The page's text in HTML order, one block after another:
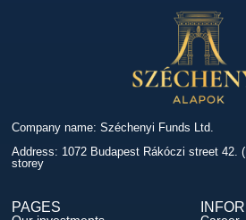
Company name: Széchenyi Funds Ltd.
Address: 1072 Budapest Rákóczi street 42.
storey
PAGES